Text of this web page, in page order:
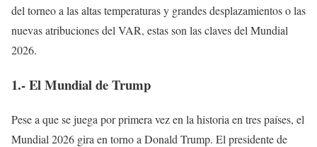
del torneo a las altas temperaturas y grandes desplazamientos o las
nuevas atribuciones del VAR, estas son las claves del Mundial
2026.
1.- El Mundial de Trump
Pese a que se juega por primera vez en la historia en tres países, el
Mundial 2026 gira en torno a Donald Trump. El presidente de